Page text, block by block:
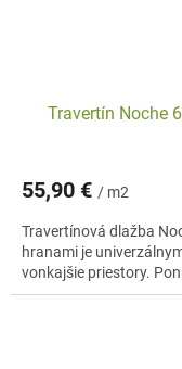
Travertín Noche
55,90 € / m2
Travertínová dlažba
hranami je
vonkajšie priestory.